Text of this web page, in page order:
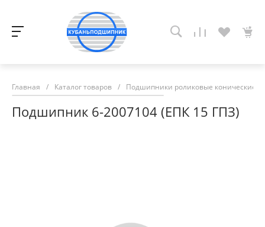
Главная / Каталог товаров / Подшипники роликовые конические
Подшипник 6-2007104 (ЕПК 15 ГПЗ)